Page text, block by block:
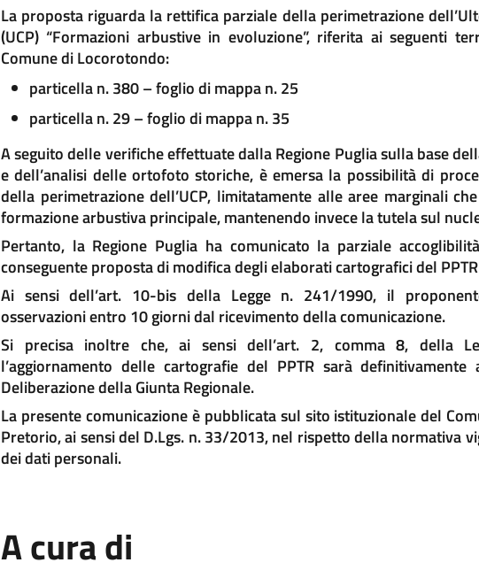
La proposta riguarda la rettifica parziale della perimetrazione
(UCP) “Formazioni arbustive in evoluzione”, riferita ai seguenti
Comune di Locorotondo:
particella n. 380 – foglio di mappa n. 25
particella n. 29 – foglio di mappa n. 35
A seguito delle verifiche effettuate dalla Regione Puglia sulla base
e dell’analisi delle ortofoto storiche, è emersa la possibilità di
della perimetrazione dell’UCP, limitatamente alle aree marginali
formazione arbustiva principale, mantenendo invece la tutela sul
Pertanto, la Regione Puglia ha comunicato la parziale
conseguente proposta di modifica degli elaborati cartografici del
Ai sensi dell’art. 10-bis della Legge n. 241/1990, il
osservazioni entro 10 giorni dal ricevimento della comunicazione.
Si precisa inoltre che, ai sensi dell’art. 2, comma 8, della
l’aggiornamento delle cartografie del PPTR sarà
Deliberazione della Giunta Regionale.
La presente comunicazione è pubblicata sul sito istituzionale del
Pretorio, ai sensi del D.Lgs. n. 33/2013, nel rispetto della normativa
dei dati personali.
A cura di